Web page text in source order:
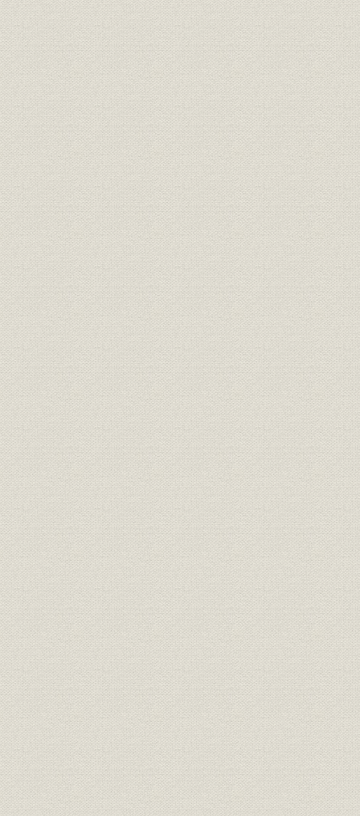
技術
「モートルの明電」から「パワ
ートロニクスの明電」へ 1972●
昭和47年→平成元年●1989
昭和51年
(1989年)
技術
21世紀への架け橋 1990●平成2
年→平成9年●1997
平成2年
年)
設備;催し
21世紀への架け橋 1990●平成2
年→平成9年●1997
平成9年